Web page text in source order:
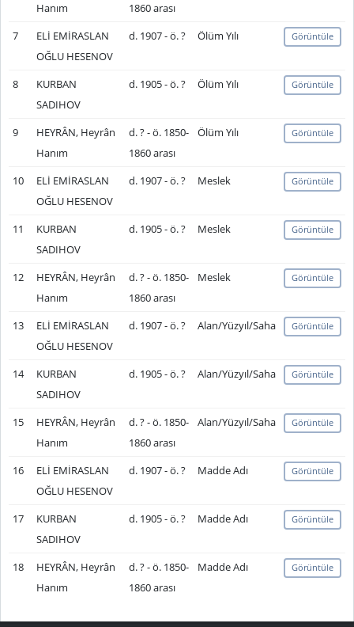
Hanım
1860 arası
7
ELİ EMİRASLAN
OĞLU HESENOV
d. 1907 - ö. ? Ölüm Yılı Görüntüle
8
KURBAN
SADIHOV
d. 1905 - ö. ? Ölüm Yılı Görüntüle
9
HEYRÂN, Heyrân
Hanım
d. ? - ö. 1850-
1860 arası
Ölüm Yılı Görüntüle
10
ELİ EMİRASLAN
OĞLU HESENOV
d. 1907 - ö. ? Meslek Görüntüle
11
KURBAN
SADIHOV
d. 1905 - ö. ? Meslek Görüntüle
12
HEYRÂN, Heyrân
Hanım
d. ? - ö. 1850-
1860 arası
Meslek Görüntüle
13
ELİ EMİRASLAN
OĞLU HESENOV
d. 1907 - ö. ? Alan/Yüzyıl/Saha Görüntüle
14
KURBAN
SADIHOV
d. 1905 - ö. ? Alan/Yüzyıl/Saha Görüntüle
15
HEYRÂN, Heyrân
Hanım
d. ? - ö. 1850-
1860 arası
Alan/Yüzyıl/Saha Görüntüle
16
ELİ EMİRASLAN
OĞLU HESENOV
d. 1907 - ö. ? Madde Adı Görüntüle
17
KURBAN
SADIHOV
d. 1905 - ö. ? Madde Adı Görüntüle
18
HEYRÂN, Heyrân
Hanım
d. ? - ö. 1850-
1860 arası
Madde Adı Görüntüle